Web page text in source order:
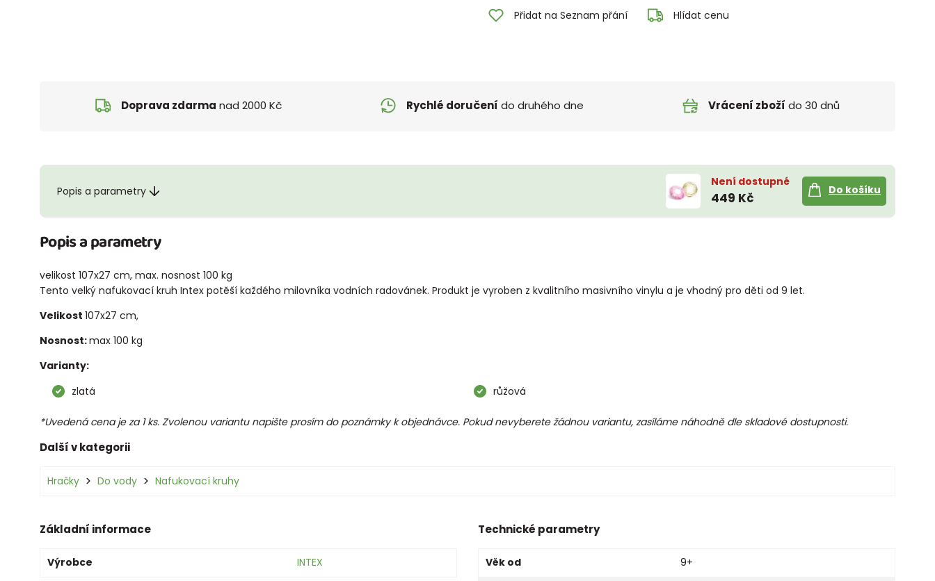
Přidat na Seznam přání Hlídat cenu
Doprava zdarma nad 2000 Kč Rychlé doručení do druhého dne Vrácení zboží do 30 dnů
Popis a parametry
Není dostupné
449 Kč
Do košíku
Popis a parametry
velikost 107x27 cm, max. nosnost 100 kg
Tento velký nafukovací kruh Intex potěší každého milovníka vodních radovánek. Produkt je vyroben z kvalitního masivního vinylu a je vhodný pro děti od 9 let.
Velikost 107x27 cm,
Nosnost:max 100 kg
Varianty:
zlatá
růžová
*Uvedená cena je za 1 ks. Zvolenou variantu napište prosím do poznámky k objednávce. Pokud nevyberete žádnou variantu, zasíláme náhodně dle skladové dostupnosti.
Další v kategorii
Hračky Do vody Nafukovací kruhy
Základní informace
Výrobce INTEX
Technické parametry
Věk od
9+